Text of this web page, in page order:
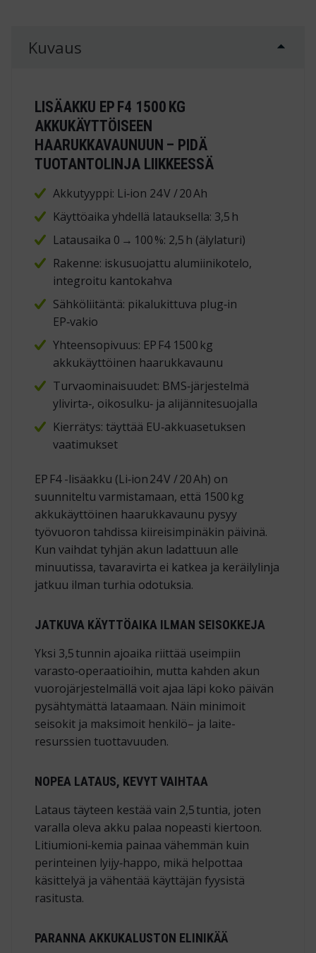
Kuvaus
LISÄAKKU EP F4 1500 KG
AKKUKÄYTTÖISEEN
HAARUKKAVAUNUUN – PIDÄ
TUOTANTOLINJA LIIKKEESSÄ
Akkutyyppi: Li‑ion 24 V / 20 Ah
Käyttöaika yhdellä latauksella: 3,5 h
Latausaika 0 → 100 %: 2,5 h (älylaturi)
Rakenne: iskusuojattu alumiinikotelo,
integroitu kantokahva
Sähköliitäntä: pikalukittuva plug‑in
EP‑vakio
Yhteensopivuus: EP F4 1500 kg
akkukäyttöinen haarukkavaunu
Turvaominaisuudet: BMS‑järjestelmä
ylivirta‑, oikosulku‑ ja alijännitesuojalla
Kierrätys: täyttää EU‑akku­asetuksen
vaatimukset
EP F4 -lisäakku (Li‑ion 24 V / 20 Ah) on
suunniteltu varmistamaan, että 1500 kg
akkukäyttöinen haarukkavaunu pysyy
työvuoron tahdissa kiireisimpinäkin päivinä.
Kun vaihdat tyhjän akun ladattuun alle
minuutissa, tavaravirta ei katkea ja keräilylinja
jatkuu ilman turhia odotuksia.
JATKUVA KÄYTTÖAIKA ILMAN SEISOKKEJA
Yksi 3,5 tunnin ajoaika riittää useimpiin
varasto‑operaatioihin, mutta kahden akun
vuorojärjestelmällä voit ajaa läpi koko päivän
pysähtymättä lataamaan. Näin minimoit
seisokit ja maksimoit henkilö– ja laite­
resurssien tuottavuuden.
NOPEA LATAUS, KEVYT VAIHTAA
Lataus täyteen kestää vain 2,5 tuntia, joten
varalla oleva akku palaa nopeasti kiertoon.
Litiumioni‑kemia painaa vähemmän kuin
perinteinen lyijy‑happo, mikä helpottaa
käsittelyä ja vähentää käyttäjän fyysistä
rasitusta.
PARANNA AKKUKALUSTON ELINIKÄÄ